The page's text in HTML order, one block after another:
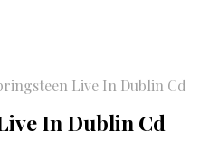
Live In Dublin Cd
In Dublin Cd